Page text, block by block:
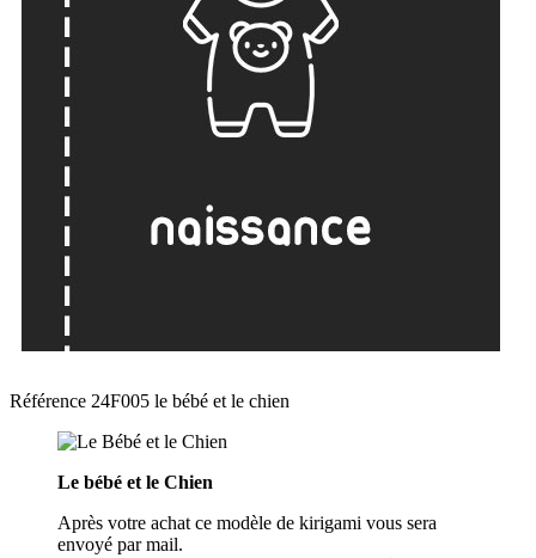
Référence 24F005 le bébé et le chien
Le bébé et le Chien
Après votre achat ce modèle de kirigami vous sera
envoyé par mail.